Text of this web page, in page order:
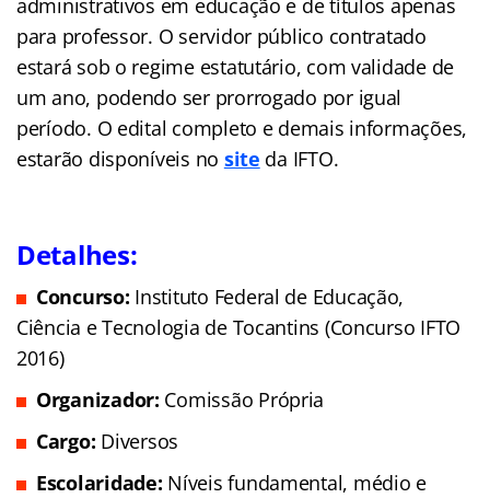
administrativos em educação e de títulos apenas
para professor. O servidor público contratado
estará sob o regime estatutário, com validade de
um ano, podendo ser prorrogado por igual
período. O edital completo e demais informações,
estarão disponíveis no site da IFTO.
Detalhes:
Concurso: Instituto Federal de Educação,
Ciência e Tecnologia de Tocantins (Concurso IFTO
2016)
Organizador: Comissão Própria
Cargo: Diversos
Escolaridade: Níveis fundamental, médio e